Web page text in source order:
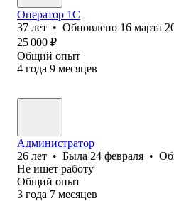
Оператор 1C
37 лет • Обновлено 16 марта
25 000 ₽
Общий опыт
4 года 9 месяцев
Администратор
26 лет • Была 24 февраля •
Не ищет работу
Общий опыт
3 года 7 месяцев